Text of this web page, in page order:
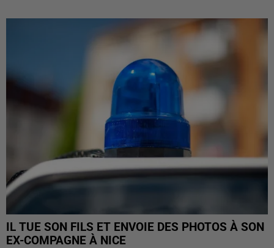
IL TUE SON FILS ET ENVOIE DES PHOTOS À SON
EX-COMPAGNE À NICE